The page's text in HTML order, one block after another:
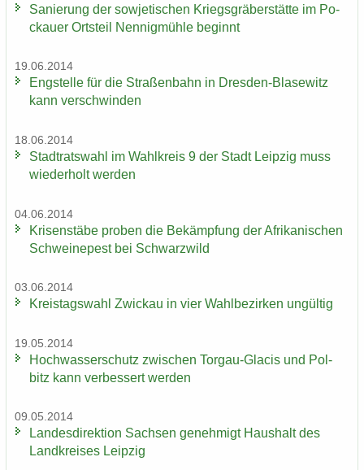
Sa­nie­rung der so­wje­ti­schen Kriegs­grä­ber­stät­te im Po­
ckau­er Orts­teil Nen­nig­müh­le be­ginnt
19.06.2014
Eng­stel­le für die Stra­ßen­bahn in Dresden-​Blasewitz
kann ver­schwin­den
18.06.2014
Stadt­rats­wahl im Wahl­kreis 9 der Stadt Leip­zig muss
wie­der­holt wer­den
04.06.2014
Kri­sen­stä­be pro­ben die Be­kämp­fung der Afri­ka­ni­schen
Schwei­ne­pest bei Schwarz­wild
03.06.2014
Kreis­tags­wahl Zwi­ckau in vier Wahl­be­zir­ken un­gül­tig
19.05.2014
Hoch­was­ser­schutz zwi­schen Torgau-​Glacis und Pol­
bitz kann ver­bes­sert wer­den
09.05.2014
Lan­des­di­rek­ti­on Sach­sen ge­neh­migt Haus­halt des
Land­krei­ses Leip­zig